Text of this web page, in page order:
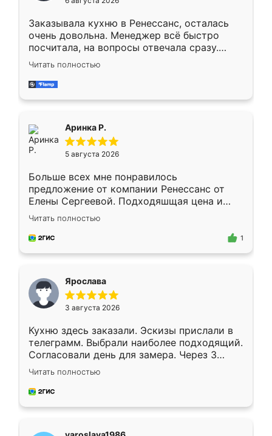
мебели буду заказывать только здесь.
Заказывала кухню в Ренессанс, осталась
очень довольна. Менеджер всё быстро
посчитала, на вопросы отвечала сразу.
Замерщик приехал в субботу, подошёл к
делу со всей ответственностью. Собрали
за день, ребята работали аккуратно, даже
Читать полностью
Аринка Р.
5 августа 2026
Больше всех мне понравилось
предложение от компании Ренессанс от
Елены Сергеевой. Подходяшщая цена и
короткие сроки изготовления. Приехавший
для замера сотрудник Владислав
предложил по моему эскизу самый
Читать полностью
1
Ярослава
3 августа 2026
Кухню здесь заказали. Эскизы прислали в
телеграмм. Выбрали наиболее подходящий.
Согласовали день для замера. Через 3
недели кухня была уже готова. Остались
довольны работой. Спасибо Ренессанс
мебель за качественную работу!
Читать полностью